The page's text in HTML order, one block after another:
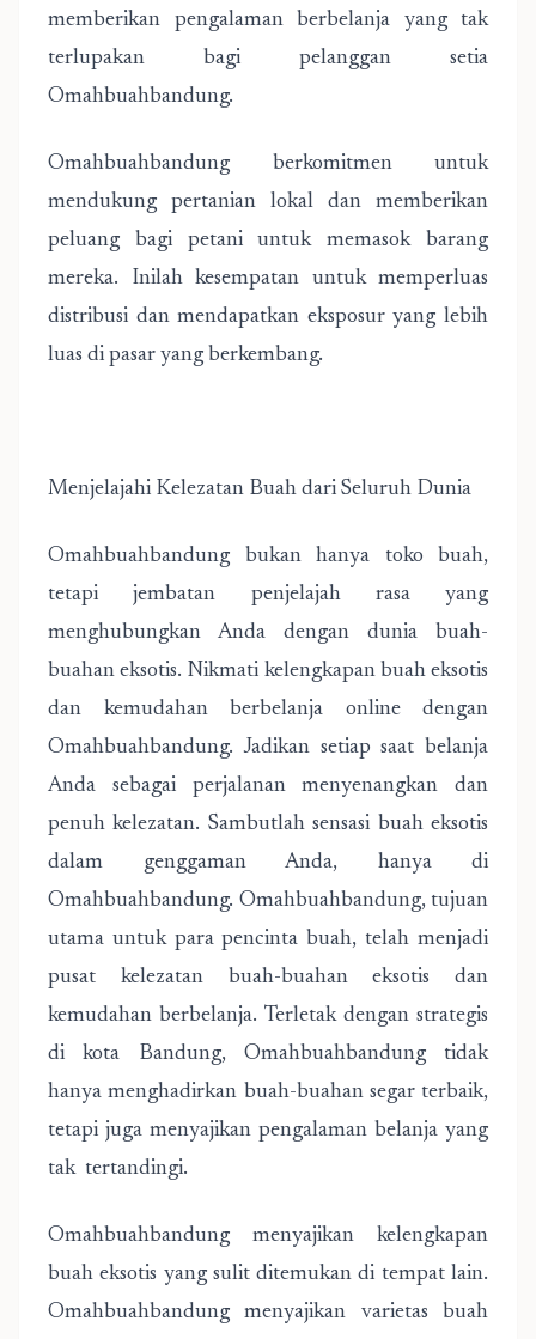
memberikan pengalaman berbelanja yang tak
terlupakan bagi pelanggan setia
Omahbuahbandung.
Omahbuahbandung berkomitmen untuk
mendukung pertanian lokal dan memberikan
peluang bagi petani untuk memasok barang
mereka. Inilah kesempatan untuk memperluas
distribusi dan mendapatkan eksposur yang lebih
luas di pasar yang berkembang.
Menjelajahi Kelezatan Buah dari Seluruh Dunia
Omahbuahbandung bukan hanya toko buah,
tetapi jembatan penjelajah rasa yang
menghubungkan Anda dengan dunia buah-
buahan eksotis. Nikmati kelengkapan buah eksotis
dan kemudahan berbelanja online dengan
Omahbuahbandung. Jadikan setiap saat belanja
Anda sebagai perjalanan menyenangkan dan
penuh kelezatan. Sambutlah sensasi buah eksotis
dalam genggaman Anda, hanya di
Omahbuahbandung. Omahbuahbandung, tujuan
utama untuk para pencinta buah, telah menjadi
pusat kelezatan buah-buahan eksotis dan
kemudahan berbelanja. Terletak dengan strategis
di kota Bandung, Omahbuahbandung tidak
hanya menghadirkan buah-buahan segar terbaik,
tetapi juga menyajikan pengalaman belanja yang
tak tertandingi.
Omahbuahbandung menyajikan kelengkapan
buah eksotis yang sulit ditemukan di tempat lain.
Omahbuahbandung menyajikan varietas buah